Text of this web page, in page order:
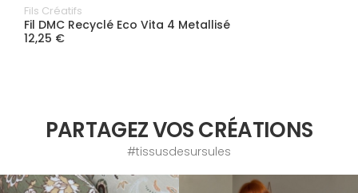
Fils Créatifs
Fil DMC Recyclé Eco Vita 4 Metallisé
12,25 €
PARTAGEZ VOS CRÉATIONS
#tissusdesursules